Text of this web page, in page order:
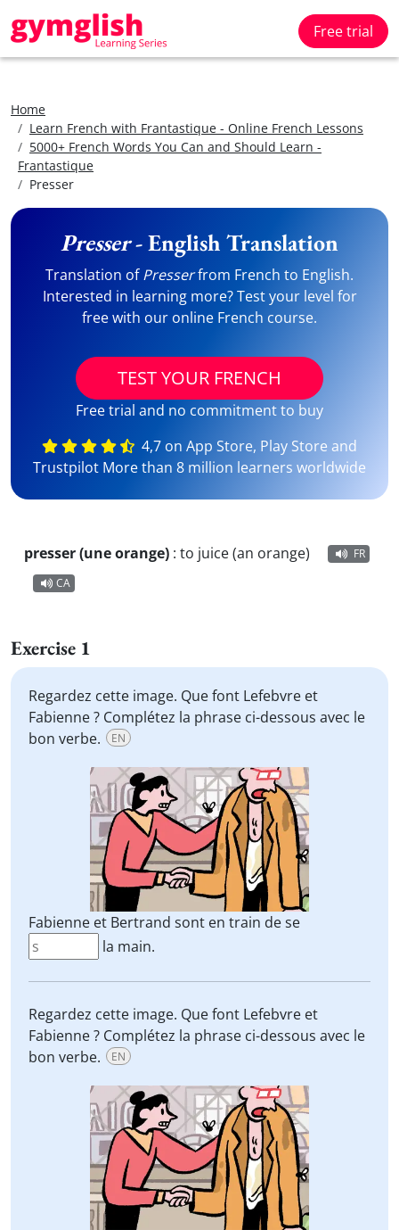
Free trial
Home
Learn French with Frantastique - Online French Lessons
5000+ French Words You Can and Should Learn -
Frantastique
Presser
Presser- English Translation
Translation ofPresserfrom French to English.
Interested in learning more? Test your level for
free with our online French course.
TEST YOUR FRENCH
Free trial and no commitment to buy
4,7 on App Store, Play Store and
Trustpilot More than 8 million learners worldwide
presser (une orange) : to juice (an orange)
FR
CA
Exercise 1
Regardez cette image. Que font Lefebvre et
Fabienne ? Complétez la phrase ci-dessous avec le
bon verbe.
EN
Fabienne et Bertrand sont en train de se
la main.
Regardez cette image. Que font Lefebvre et
Fabienne ? Complétez la phrase ci-dessous avec le
bon verbe.
EN